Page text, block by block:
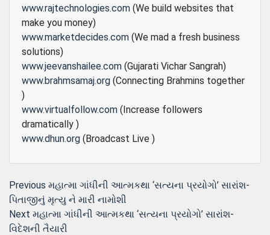
www.rajtechnologies.com (We build websites that
make you money)
www.marketdecides.com (We mad a fresh business
solutions)
www.jeevanshailee.com (Gujarati Vichar Sangrah)
www.brahmsamaj.org (Connecting Brahmins together
)
www.virtualfollow.com (Increase followers
dramatically )
www.dhun.org (Broadcast Live )
Post
navigation
Previous Previous
post:
મહાત્મા ગાંધીની આત્મકથા ‘સત્યના પ્રયોગો’ સારાંશ-
પિતાજીનું મૃત્‍યુ ને મારી નામોશી
Next Next
post:
મહાત્મા ગાંધીની આત્મકથા ‘સત્યના પ્રયોગો’ સારાંશ-
વિદેશની તૈયારી